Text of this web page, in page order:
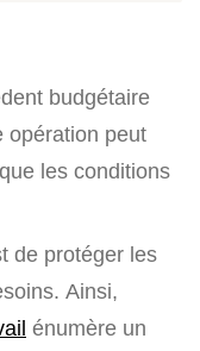
budgétaire
opération peut
les conditions
de protéger les
Ainsi,
énumère un